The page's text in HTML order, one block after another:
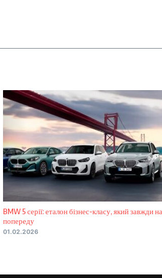
BMW 5 серії: еталон бізнес-класу, який завжди
попереду
01.02.2026